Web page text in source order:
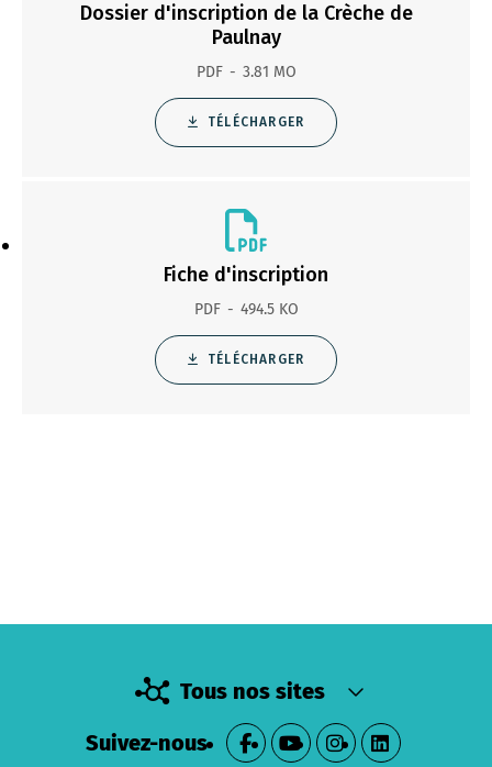
Dossier d'inscription de la Crèche de
Paulnay
PDF 3.81 MO
TÉLÉCHARGER
Fiche d'inscription
PDF 494.5 KO
TÉLÉCHARGER
Tous nos sites
Suivez-nous